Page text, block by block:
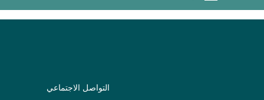
التواصل الاجتماعي